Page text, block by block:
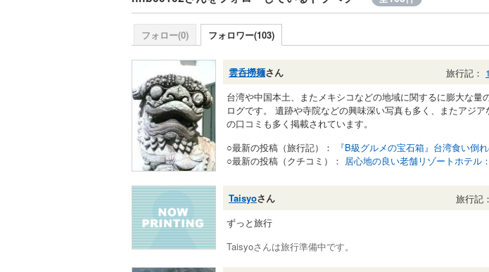
フォロー(0) フォロワー(103)
雲呑撈麺さん 旅行記：
台湾や中国本土、またメキシコなどの地域に関するに膨大な量
ログです。 遺跡や寺院などの興味深い写真も多く、またアジ
の口コミも多く掲載されています。
○最新の投稿（旅行記）：
『B級グルメの宝石箱』台湾食い倒れ
○最新の投稿（クチコミ）： 居心地の良い老舗リゾートホテル
Taisyoさん 旅行記
ずっと旅行
Taisyoさんは旅行準備中です。